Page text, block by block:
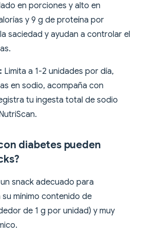
en porciones y alto en
y 9 g de proteína por
saciedad y ayudan a controlar el
Limita a 1-2 unidades por día,
en sodio, acompaña con
tu ingesta total de sodio
diabetes pueden
snack adecuado para
mínimo contenido de
de 1 g por unidad) y muy